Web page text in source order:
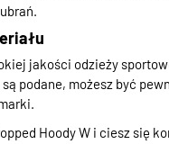
jakości odzieży
podane, możesz być
Hoody W i ciesz się